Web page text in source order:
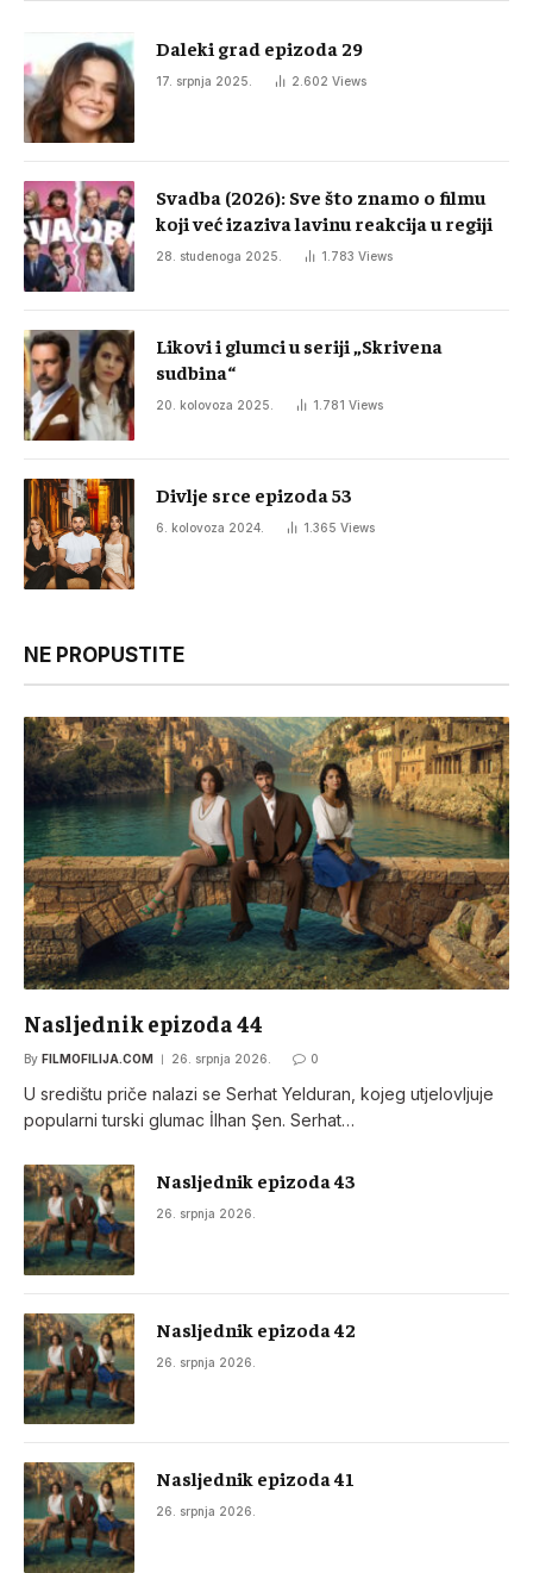
Daleki grad epizoda 29
17. srpnja 2025. 2.602 Views
Svadba (2026): Sve što znamo o filmu
koji već izaziva lavinu reakcija u regiji
28. studenoga 2025. 1.783 Views
Likovi i glumci u seriji „Skrivena
sudbina“
20. kolovoza 2025. 1.781 Views
Divlje srce epizoda 53
6. kolovoza 2024. 1.365 Views
NE PROPUSTITE
Nasljednik epizoda 44
By FILMOFILIJA.COM 26. srpnja 2026. 0
U središtu priče nalazi se Serhat Yelduran, kojeg utjelovljuje
popularni turski glumac İlhan Şen. Serhat…
Nasljednik epizoda 43
26. srpnja 2026.
Nasljednik epizoda 42
26. srpnja 2026.
Nasljednik epizoda 41
26. srpnja 2026.